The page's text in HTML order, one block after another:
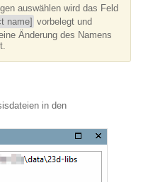
auswählen wird das Feld
name] vorbelegt und
Änderung des Namens
in den